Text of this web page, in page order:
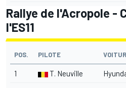
Rallye de l'Acropole -
l'ES11
POS. PILOTE
1 T. Neuville